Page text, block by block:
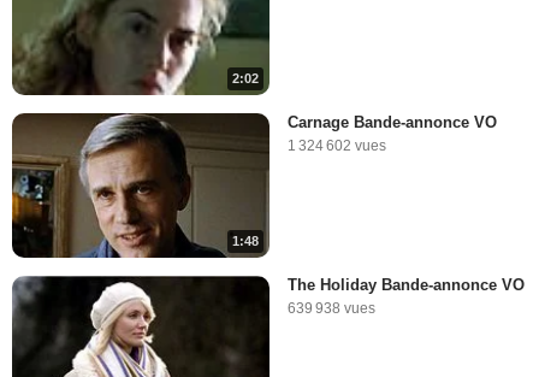
2:02
1:48
Carnage Bande-annonce VO
1 324 602 vues
The Holiday Bande-annonce VO
639 938 vues